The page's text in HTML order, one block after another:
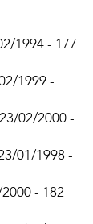
1994 - 177
1999 -
02/2000 -
01/1998 -
- 182